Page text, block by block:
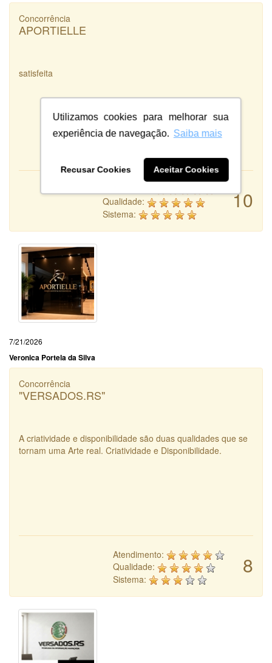
Utilizamos cookies para melhorar sua
experiência de navegação. Saiba mais
Recusar Cookies Aceitar Cookies
Concorrência
APORTIELLE
satisfeita
10
Qualidade:
Sistema:
7/21/2026
Veronica Portela da Silva
Concorrência
"VERSADOS.RS"
A criatividade e disponibilidade são duas qualidades que se
tornam uma Arte real. Criatividade e Disponibilidade.
8
Atendimento:
Qualidade:
Sistema: